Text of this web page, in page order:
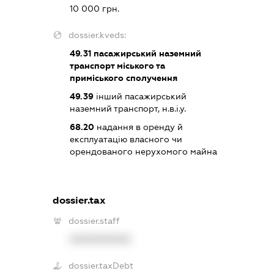
10 000 грн.
dossier.kveds:
49.31 пасажирський наземний
транспорт міського та
приміського сполучення
49.39 інший пасажирський
наземний транспорт, н.в.і.у.
68.20 надання в оренду й
експлуатацію власного чи
орендованого нерухомого майна
dossier.tax
dossier.staff
dossier.taxDebt